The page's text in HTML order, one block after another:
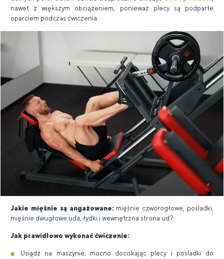
nawet z większym obciążeniem, ponieważ plecy są podparte
oparciem podczas ćwiczenia.
Jakie mięśnie są angażowane:mięśnie czworogłowe, pośladki,
mięśnie dwugłowe uda, łydki i wewnętrzna strona ud?
Jak prawidłowo wykonać ćwiczenie:
Usiądź na maszynie, mocno dociskając plecy i pośladki do